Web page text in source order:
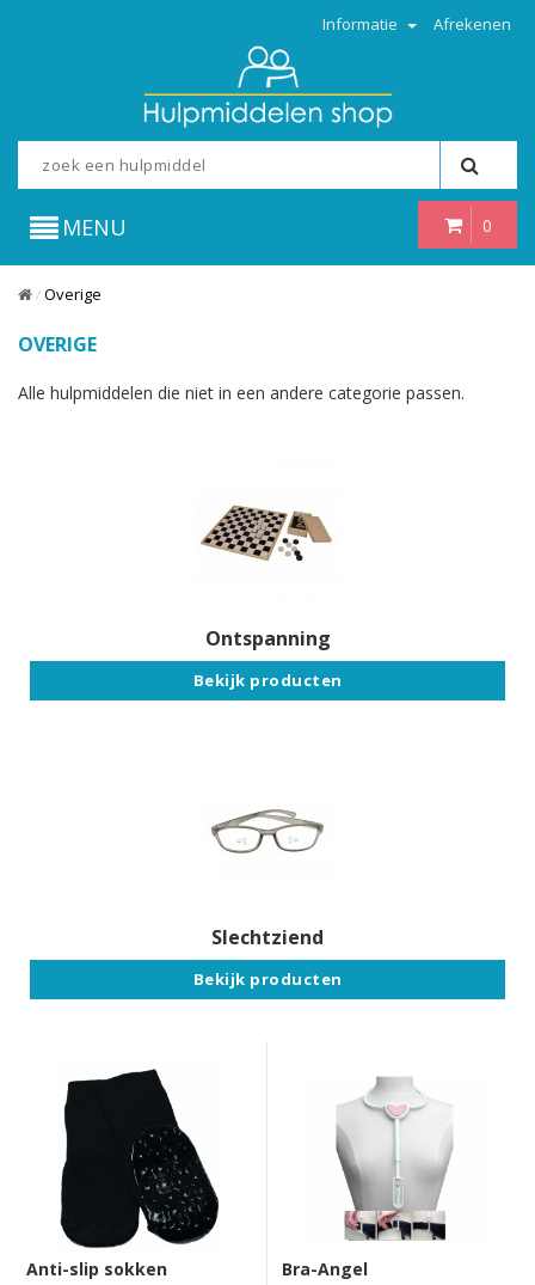
Informatie Afrekenen
0
MENU
/ Overige
OVERIGE
Alle hulpmiddelen die niet in een andere categorie passen.
Ontspanning
Bekijk producten
Slechtziend
Bekijk producten
Anti-slip sokken Bra-Angel